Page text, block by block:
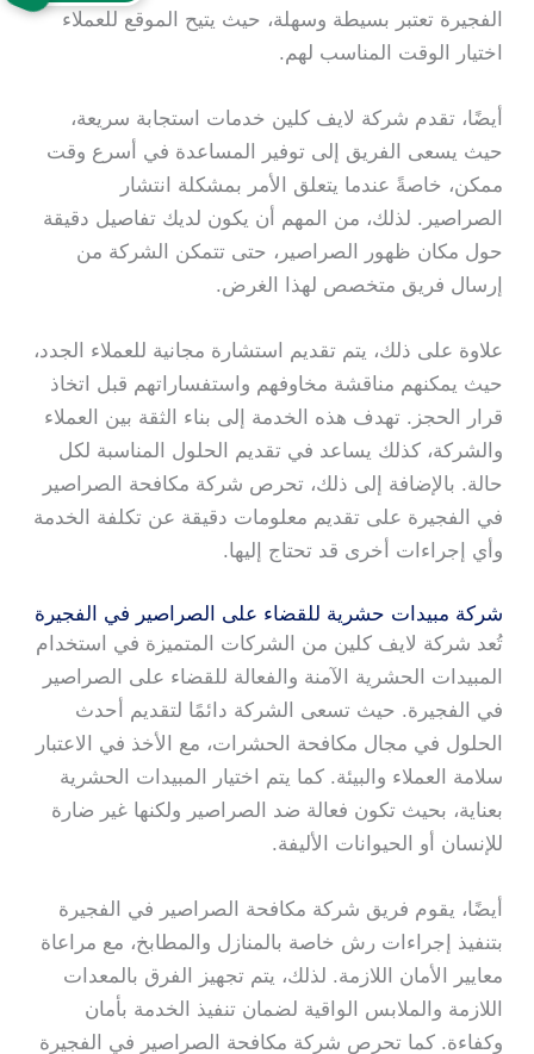
الفجيرة تعتبر بسيطة وسهلة، حيث يتيح الموقع للعملاء
اختيار الوقت المناسب لهم.
أيضًا، تقدم شركة لايف كلين خدمات استجابة سريعة،
حيث يسعى الفريق إلى توفير المساعدة في أسرع وقت
ممكن، خاصةً عندما يتعلق الأمر بمشكلة انتشار
الصراصير. لذلك، من المهم أن يكون لديك تفاصيل دقيقة
حول مكان ظهور الصراصير، حتى تتمكن الشركة من
إرسال فريق متخصص لهذا الغرض.
علاوة على ذلك، يتم تقديم استشارة مجانية للعملاء الجدد،
حيث يمكنهم مناقشة مخاوفهم واستفساراتهم قبل اتخاذ
قرار الحجز. تهدف هذه الخدمة إلى بناء الثقة بين العملاء
والشركة، كذلك يساعد في تقديم الحلول المناسبة لكل
حالة. بالإضافة إلى ذلك، تحرص شركة مكافحة الصراصير
في الفجيرة على تقديم معلومات دقيقة عن تكلفة الخدمة
وأي إجراءات أخرى قد تحتاج إليها.
شركة مبيدات حشرية للقضاء على الصراصير في الفجيرة
تُعد شركة لايف كلين من الشركات المتميزة في استخدام
المبيدات الحشرية الآمنة والفعالة للقضاء على الصراصير
في الفجيرة. حيث تسعى الشركة دائمًا لتقديم أحدث
الحلول في مجال مكافحة الحشرات، مع الأخذ في الاعتبار
سلامة العملاء والبيئة. كما يتم اختيار المبيدات الحشرية
بعناية، بحيث تكون فعالة ضد الصراصير ولكنها غير ضارة
للإنسان أو الحيوانات الأليفة.
أيضًا، يقوم فريق شركة مكافحة الصراصير في الفجيرة
بتنفيذ إجراءات رش خاصة بالمنازل والمطابخ، مع مراعاة
معايير الأمان اللازمة. لذلك، يتم تجهيز الفرق بالمعدات
اللازمة والملابس الواقية لضمان تنفيذ الخدمة بأمان
وكفاءة. كما تحرص شركة مكافحة الصراصير في الفجيرة